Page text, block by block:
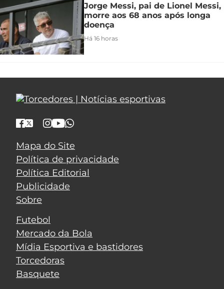
Jorge Messi, pai de Lionel Messi,
morre aos 68 anos após longa
doença
Há 16 horas
Mapa do Site
Política de privacidade
Política Editorial
Publicidade
Sobre
Futebol
Mercado da Bola
Mídia Esportiva e bastidores
Torcedoras
Basquete